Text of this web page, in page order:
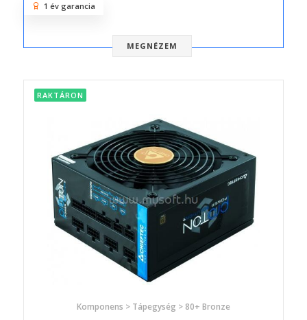
MEGNÉZEM
1 év garancia
RAKTÁRON
Komponens > Tápegység > 80+ Bronze